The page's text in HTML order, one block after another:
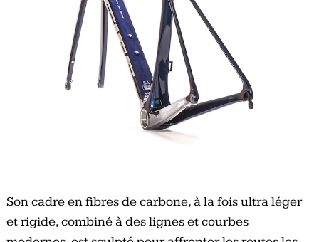
Son cadre en fibres de carbone, à la fois ultra léger
et rigide, combiné à des lignes et courbes